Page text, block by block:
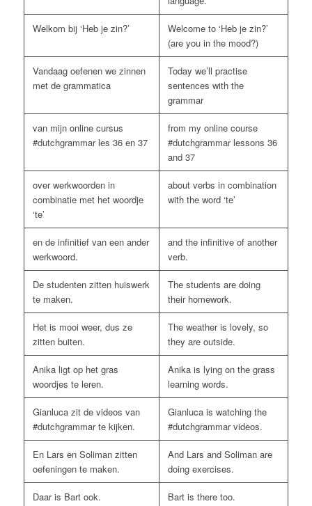
Welkom bij ‘Heb je zin?’
Welcome to ‘Heb je zin?’
(are you in the mood?)
Vandaag oefenen we zinnen
met de grammatica
Today we’ll practise
sentences with the
grammar
van mijn online cursus
#dutchgrammar les 36 en 37
from my online course
#dutchgrammar lessons 36
and 37
over werkwoorden in
combinatie met het woordje
‘te’
about verbs in combination
with the word ‘te’
en de infinitief van een ander
werkwoord.
and the infinitive of another
verb.
De studenten zitten huiswerk
te maken.
The students are doing
their homework.
Het is mooi weer, dus ze
zitten buiten.
The weather is lovely, so
they are outside.
Anika ligt op het gras
woordjes te leren.
Anika is lying on the grass
learning words.
Gianluca zit de videos van
#dutchgrammar te kijken.
Gianluca is watching the
#dutchgrammar videos.
En Lars en Soliman zitten
oefeningen te maken.
And Lars and Soliman are
doing exercises.
Daar is Bart ook. Bart is there too.